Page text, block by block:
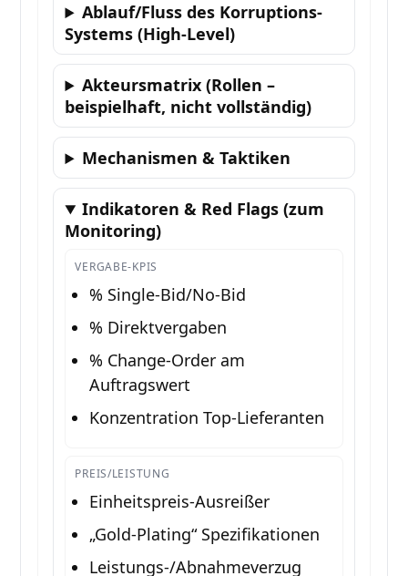
Ablauf/Fluss des Korruptions-
Systems (High-Level)
Akteursmatrix (Rollen –
beispielhaft, nicht vollständig)
Mechanismen & Taktiken
Indikatoren & Red Flags (zum
Monitoring)
VERGABE-KPIS
% Single-Bid/No-Bid
% Direktvergaben
% Change-Order am
Auftragswert
Konzentration Top-Lieferanten
PREIS/LEISTUNG
Einheitspreis-Ausreißer
„Gold-Plating“ Spezifikationen
Leistungs-/Abnahmeverzug